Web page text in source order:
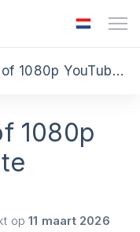
Download een 720p of 1080p YouTube-video
1080p
op11 maart 2026